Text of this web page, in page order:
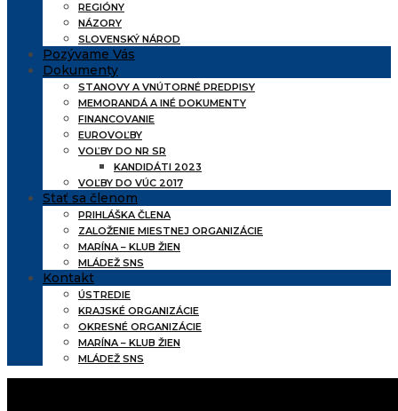
REGIÓNY
NÁZORY
SLOVENSKÝ NÁROD
Pozývame Vás
Dokumenty
STANOVY A VNÚTORNÉ PREDPISY
MEMORANDÁ A INÉ DOKUMENTY
FINANCOVANIE
EUROVOĽBY
VOĽBY DO NR SR
KANDIDÁTI 2023
VOĽBY DO VÚC 2017
Stať sa členom
PRIHLÁŠKA ČLENA
ZALOŽENIE MIESTNEJ ORGANIZÁCIE
MARÍNA – KLUB ŽIEN
MLÁDEŽ SNS
Kontakt
ÚSTREDIE
KRAJSKÉ ORGANIZÁCIE
OKRESNÉ ORGANIZÁCIE
MARÍNA – KLUB ŽIEN
MLÁDEŽ SNS